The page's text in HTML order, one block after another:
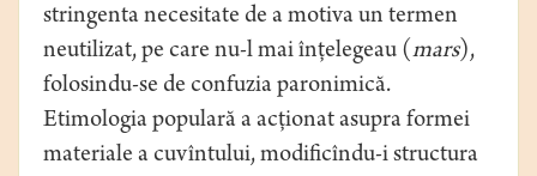
stringenta necesitate de a motiva un termen
neutilizat, pe care nu-l mai înţelegeau (mars),
folosindu-se de confuzia paronimică.
Etimologia populară a acţionat asupra formei
materiale a cuvîntului, modificîndu-i structura